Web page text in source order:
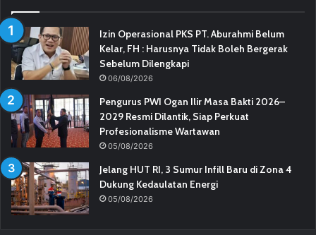
Izin Operasional PKS PT. Aburahmi Belum
Kelar, FH : Harusnya Tidak Boleh Bergerak
Sebelum Dilengkapi
06/08/2026
Pengurus PWI Ogan Ilir Masa Bakti 2026–
2029 Resmi Dilantik, Siap Perkuat
Profesionalisme Wartawan
05/08/2026
Jelang HUT RI, 3 Sumur Infill Baru di Zona 4
Dukung Kedaulatan Energi
05/08/2026